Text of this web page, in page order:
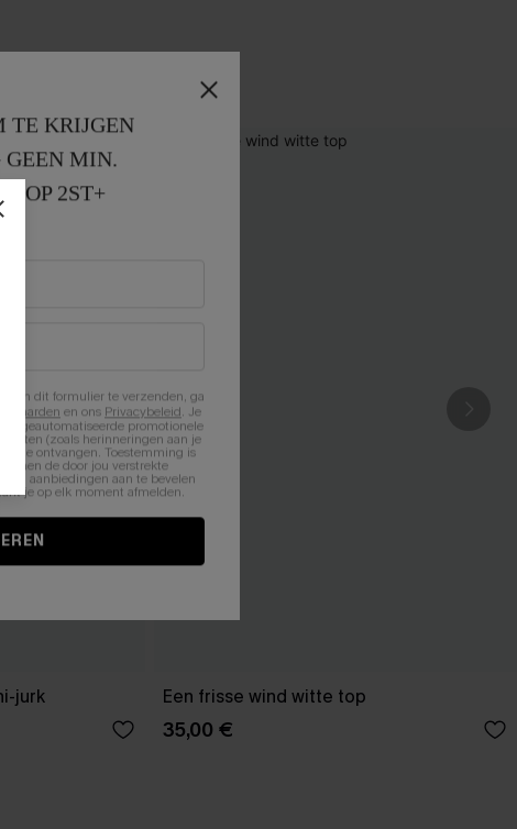
jurk Een frisse wind witte top
35,00 €
TE KRIJGEN
GEEN MIN.
OP 2ST+
en dit formulier te verzenden, ga
en ons Privacybeleid. Je
geautomatiseerde promotionele
(zoals herinneringen aan je
te ontvangen. Toestemming is
de door jou verstrekte
en aanbiedingen aan te bevelen
je op elk moment afmelden.